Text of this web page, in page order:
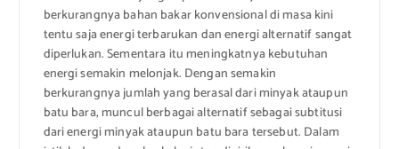
berkurangnya bahan bakar konvensional di masa kini
tentu saja energi terbarukan dan energi alternatif sangat
diperlukan. Sementara itu meningkatnya kebutuhan
energi semakin melonjak. Dengan semakin
berkurangnya jumlah yang berasal dari minyak ataupun
batu bara, muncul berbagai alternatif sebagai subtitusi
dari energi minyak ataupun batu bara tersebut. Dalam